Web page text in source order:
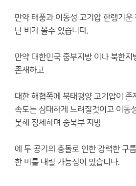
만약 태풍과 이동성 고기압 한랭기운
난 비가 올수 있습니다.
만약 대한민국 중부지방 이나 북한지
존재하고
대한 해협쪽에 북태평양 고기압이 존
속도는 심대하게 느려질것이고 이동
못해 정체하며 중북부 지방
에 두 공기의 충돌로 인한 강력한 구
한 비를 내릴 가능성이 있습니다.